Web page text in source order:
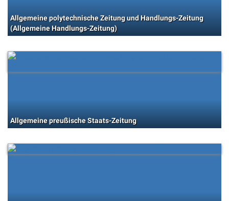
Allgemeine polytechnische Zeitung und Handlungs-Zeitung
(Allgemeine Handlungs-Zeitung)
Allgemeine preußische Staats-Zeitung